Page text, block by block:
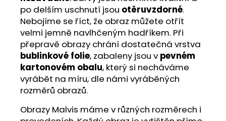
po delším uschnutí jsou otěruvzdorné.
Nebojíme se říct, že obraz můžete otřít
velmi jemně navlhčeným hadříkem. Při
přepravě obrazy chrání dostatečná vrstva
bublinkové folie, zabaleny jsou v pevném
kartonovém obalu, který si necháváme
vyrábět na míru, dle námi vyráběných
rozměrů obrazů.
Obrazy Malvis máme v různých rozměrech i